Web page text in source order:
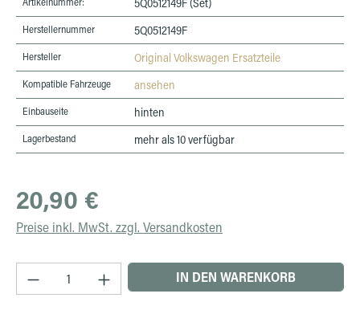
Herstellernummer 5Q0512149F
Hersteller Original Volkswagen Ersatzteile
Kompatible Fahrzeuge ansehen
Einbauseite hinten
Lagerbestand mehr als 10 verfügbar
Regulärer Preis:
20,90 €
Preise inkl. MwSt. zzgl. Versandkosten
Produkt Anzahl: Gib den gewünschten Wert
IN DEN WARENKORB